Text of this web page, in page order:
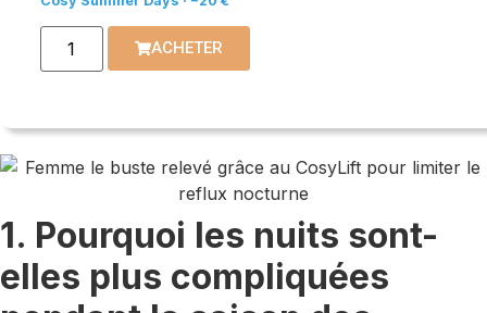
ACHETER
1. Pourquoi les nuits sont-
elles plus compliquées